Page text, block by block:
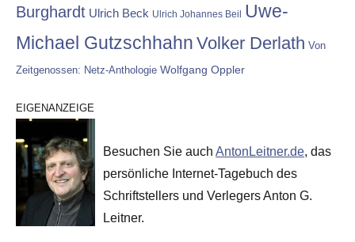
Burghardt Ulrich Beck Ulrich Johannes Beil
Uwe-
Michael Gutzschhahn Volker Derlath Von
Zeitgenossen: Netz-Anthologie Wolfgang Oppler
EIGENANZEIGE
Besuchen Sie auch AntonLeitner.de, das
persönliche Internet-Tagebuch des
Schriftstellers und Verlegers Anton G.
Leitner.